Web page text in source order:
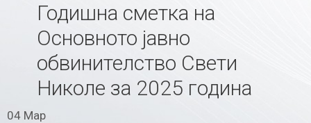
Годишна сметка на
Основното јавно
обвинителство Свети
Николе за 2025 година
04 Мар